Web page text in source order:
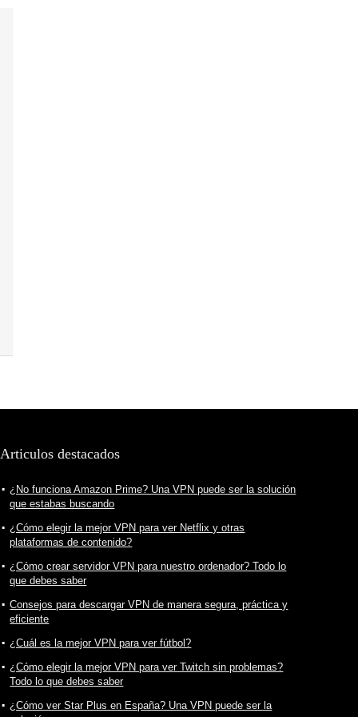
Articulos destacados
¿No funciona Amazon Prime? Una VPN puede ser la solución
que estabas buscando
¿Cómo elegir la mejor VPN para ver Netflix y otras
plataformas de contenido?
¿Cómo crear servidor VPN para nuestro ordenador? Todo lo
que debes saber
Consejos para descargar VPN de manera segura, práctica y
eficiente
¿Cuál es la mejor VPN para ver fútbol?
¿Cómo elegir la mejor VPN para ver Twitch sin problemas?
Todo lo que debes saber
¿Cómo ver Star Plus en España? Una VPN puede ser la